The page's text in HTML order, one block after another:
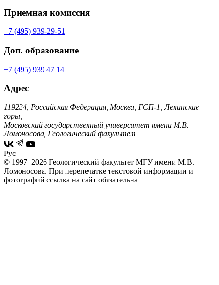
Приемная комиссия
+7 (495) 939-29-51
Доп. образование
+7 (495) 939 47 14
Адрес
119234, Российская Федерация, Москва, ГСП-1, Ленинские
горы,
Московский государственный университет имени М.В.
Ломоносова, Геологический факультет
Рус
© 1997–2026 Геологический факультет МГУ имени М.В.
Ломоносова. При перепечатке текстовой информации и
фотографий ссылка на сайт обязательна